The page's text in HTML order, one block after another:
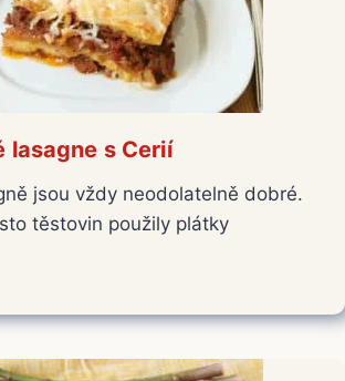
lasagne s Cerií
jsou vždy neodolatelně dobré.
těstovin použily plátky